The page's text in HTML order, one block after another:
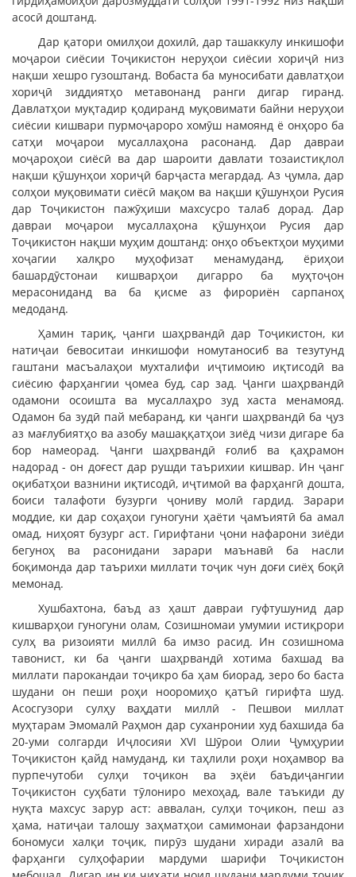
асосӣ доштанд.
Дар қатори омилҳои дохилӣ, дар ташаккулу инкишофи
моҷарои сиёсии Тоҷикистон неруҳои сиёсии хориҷӣ низ
нақши хешро гузоштанд. Вобаста ба муносибати давлатҳои
хориҷӣ зиддиятҳо метавонанд ранги дигар гиранд.
Давлатҳои муқтадир қодиранд муқовимати байни неруҳои
сиёсии кишвари пурмоҷароро хомӯш намоянд ё онҳоро ба
сатҳи моҷарои мусаллаҳона расонанд. Дар давраи
моҷароҳои сиёсӣ ва дар шароити давлати тозаистиқлол
нақши қӯшунҳои хориҷӣ барҷаста мегардад. Аз ҷумла, дар
солҳои муқовимати сиёсӣ мақом ва нақши қӯшунҳои Русия
дар Тоҷикистон пажӯҳиши махсусро талаб дорад. Дар
давраи моҷарои мусаллаҳона қӯшунҳои Русия дар
Тоҷикистон нақши муҳим доштанд: онҳо объектҳои муҳими
хоҷагии халқро муҳофизат менамуданд, ёриҳои
башардӯстонаи кишварҳои дигарро ба муҳтоҷон
мерасониданд ва ба қисме аз фирориён сарпаноҳ
медоданд.
Ҳамин тариқ, ҷанги шаҳрвандӣ дар Тоҷикистон, ки
натиҷаи бевоситаи инкишофи номутаносиб ва тезутунд
гаштани масъалаҳои мухталифи иҷтимоию иқтисодӣ ва
сиёсию фарҳангии ҷомеа буд, сар зад. Ҷанги шаҳрвандӣ
одамони осоишта ва мусаллаҳро зуд хаста менамояд.
Одамон ба зудӣ пай мебаранд, ки ҷанги шаҳрвандӣ ба ҷуз
аз мағлубиятҳо ва азобу машаққатҳои зиёд чизи дигаре ба
бор намеорад. Ҷанги шаҳрвандӣ ғолиб ва қаҳрамон
надорад - он доғест дар рушди таърихии кишвар. Ин ҷанг
оқибатҳои вазнини иқтисодӣ, иҷтимоӣ ва фарҳангӣ дошта,
боиси талафоти бузурги ҷониву молӣ гардид. Зарари
моддие, ки дар соҳаҳои гуногуни ҳаёти ҷамъиятӣ ба амал
омад, ниҳоят бузург аст. Гирифтани ҷони нафарони зиёди
бегуноҳ ва расонидани зарари маънавӣ ба насли
боқимонда дар таърихи миллати тоҷик чун доғи сиёҳ боқӣ
мемонад.
Хушбахтона, баъд аз ҳашт давраи гуфтушунид дар
кишварҳои гуногуни олам, Созишномаи умумии истиқрори
сулҳ ва ризоияти миллӣ ба имзо расид. Ин созишнома
тавонист, ки ба ҷанги шаҳрвандӣ хотима бахшад ва
миллати парокандаи тоҷикро ба ҳам биорад, зеро бо баста
шудани он пеши роҳи нооромиҳо қатъӣ гирифта шуд.
Асосгузори сулҳу ваҳдати миллӣ - Пешвои миллат
муҳтарам Эмомалӣ Раҳмон дар суханронии худ бахшида ба
20-уми солгарди Иҷлосияи XVI Шӯрои Олии Ҷумҳурии
Тоҷикистон қайд намуданд, ки таҳлили роҳи ноҳамвор ва
пурпечутоби сулҳи тоҷикон ва эҳёи баъдиҷангии
Тоҷикистон суҳбати тӯлониро мехоҳад, вале таъкиди ду
нуқта махсус зарур аст: аввалан, сулҳи тоҷикон, пеш аз
ҳама, натиҷаи талошу заҳматҳои самимонаи фарзандони
бономуси халқи тоҷик, пирӯз шудани хиради азалӣ ва
фарҳанги сулҳофарии мардуми шарифи Тоҷикистон